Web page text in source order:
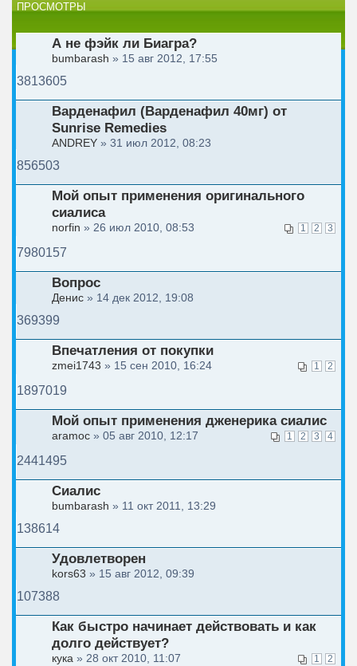
ПРОСМОТРЫ
А не фэйк ли Биагра?
bumbarash » 15 авг 2012, 17:55
3813605
Варденафил (Варденафил 40мг) от
Sunrise Remedies
ANDREY » 31 июл 2012, 08:23
856503
Мой опыт применения оригинального
сиалиса
1 2 3
norfin » 26 июл 2010, 08:53
7980157
Вопрос
Денис » 14 дек 2012, 19:08
369399
Впечатления от покупки
1 2
zmei1743 » 15 сен 2010, 16:24
1897019
Мой опыт применения дженерика сиалис
1 2 3 4
aramoc » 05 авг 2010, 12:17
2441495
Сиалис
bumbarash » 11 окт 2011, 13:29
138614
Удовлетворен
kors63 » 15 авг 2012, 09:39
107388
Как быстро начинает действовать и как
долго действует?
1 2
кука » 28 окт 2010, 11:07